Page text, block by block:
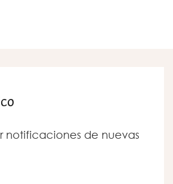
notificaciones de nuevas